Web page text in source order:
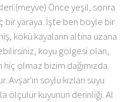
Önce yeşil, sonra
bir yaraya. İşte ben böyle bir
kökü kayaların altına uzana
koyu gölgesi olan,
olmaz bizim dağımızda.
Avşar'ın soylu kızları suyu
ölçülür kuyunun derinliği. Al